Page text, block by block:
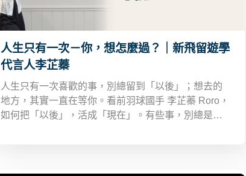
人生只有一次－你，想怎麼過？｜新飛留遊學
代言人李芷蓁
人生只有一次喜歡的事，別總留到「以後」；想去的
地方，其實一直在等你。看前羽球國手 李芷蓁 Roro，
如何把「以後」，活成「現在」。有些事，別總是留